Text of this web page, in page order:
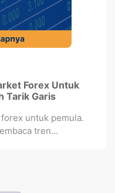
Forex Untuk
Tarik Garis
untuk pemula.
tren...